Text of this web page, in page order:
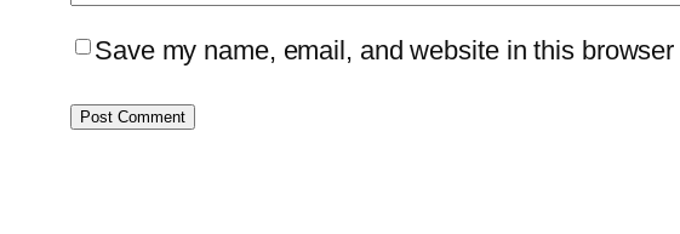
Save my name, email, and website in this